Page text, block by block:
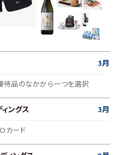
3月
品のなかから一つを選択
ングス 3月
カード